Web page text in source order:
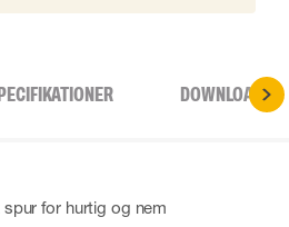
DOWNLOADS
for hurtig og nem